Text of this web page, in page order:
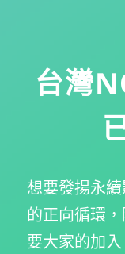
台灣
想要發揚永
的正向循環，
要大家的加入